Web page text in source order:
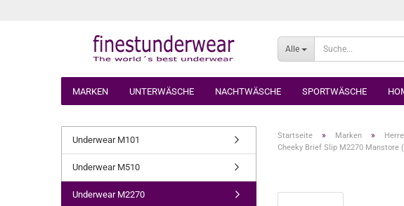
Alle
MARKEN UNTERWÄSCHE NACHTWÄSCHE SPORTWÄSCHE
Startseite » Marken »
Cheeky Brief Slip M2270 Manstore
Underwear M101
Underwear M510
Underwear M2270